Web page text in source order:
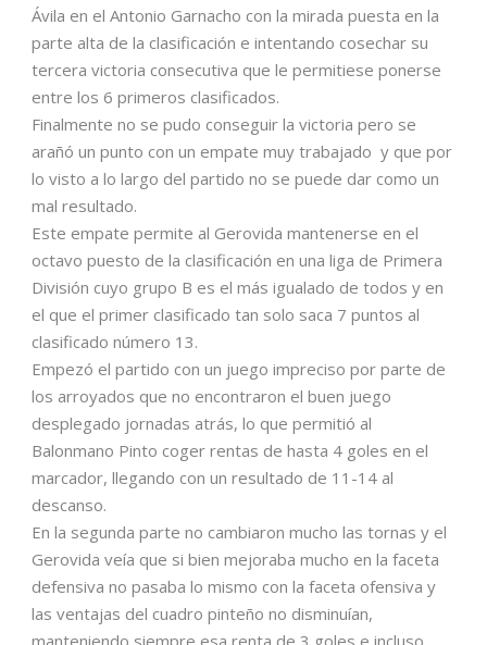
Ávila en el Antonio Garnacho con la mirada puesta en la
parte alta de la clasificación e intentando cosechar su
tercera victoria consecutiva que le permitiese ponerse
entre los 6 primeros clasificados.
Finalmente no se pudo conseguir la victoria pero se
arañó un punto con un empate muy trabajado y que por
lo visto a lo largo del partido no se puede dar como un
mal resultado.
Este empate permite al Gerovida mantenerse en el
octavo puesto de la clasificación en una liga de Primera
División cuyo grupo B es el más igualado de todos y en
el que el primer clasificado tan solo saca 7 puntos al
clasificado número 13.
Empezó el partido con un juego impreciso por parte de
los arroyados que no encontraron el buen juego
desplegado jornadas atrás, lo que permitió al
Balonmano Pinto coger rentas de hasta 4 goles en el
marcador, llegando con un resultado de 11-14 al
descanso.
En la segunda parte no cambiaron mucho las tornas y el
Gerovida veía que si bien mejoraba mucho en la faceta
defensiva no pasaba lo mismo con la faceta ofensiva y
las ventajas del cuadro pinteño no disminuían,
manteniendo siempre esa renta de 3 goles e incluso